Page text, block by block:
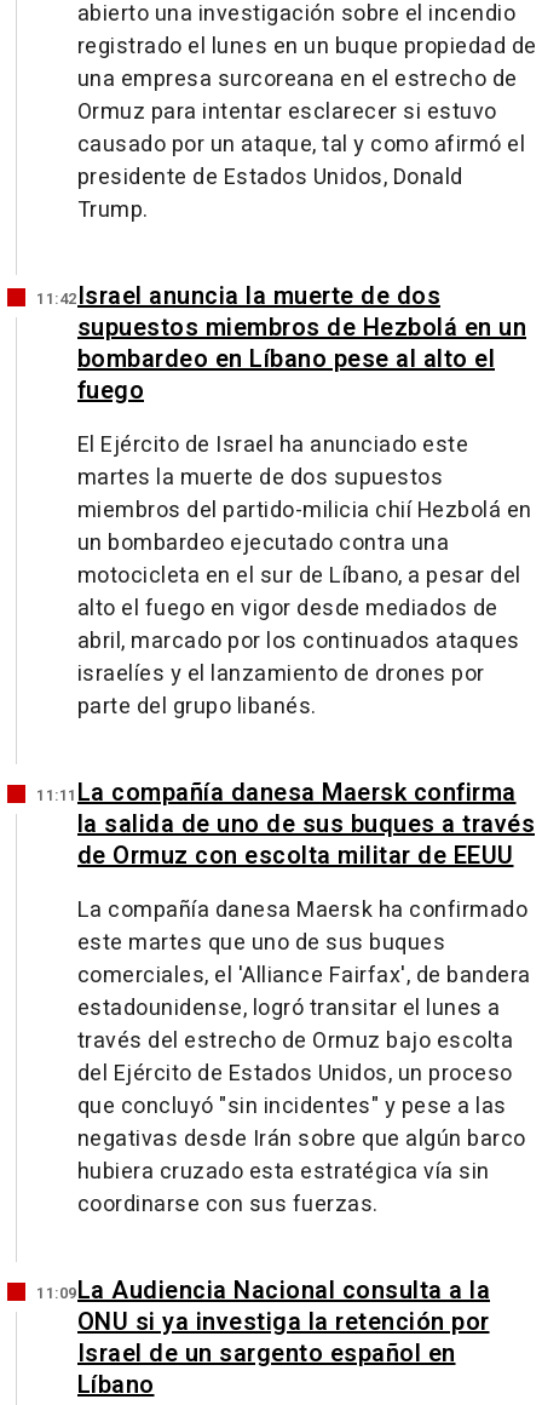
abierto una investigación sobre el incendio
registrado el lunes en un buque propiedad de
una empresa surcoreana en el estrecho de
Ormuz para intentar esclarecer si estuvo
causado por un ataque, tal y como afirmó el
presidente de Estados Unidos, Donald
Trump.
11:42Israel anuncia la muerte de dos
supuestos miembros de Hezbolá en un
bombardeo en Líbano pese al alto el
fuego
El Ejército de Israel ha anunciado este
martes la muerte de dos supuestos
miembros del partido-milicia chií Hezbolá en
un bombardeo ejecutado contra una
motocicleta en el sur de Líbano, a pesar del
alto el fuego en vigor desde mediados de
abril, marcado por los continuados ataques
israelíes y el lanzamiento de drones por
parte del grupo libanés.
11:11La compañía danesa Maersk confirma
la salida de uno de sus buques a través
de Ormuz con escolta militar de EEUU
La compañía danesa Maersk ha confirmado
este martes que uno de sus buques
comerciales, el 'Alliance Fairfax', de bandera
estadounidense, logró transitar el lunes a
través del estrecho de Ormuz bajo escolta
del Ejército de Estados Unidos, un proceso
que concluyó "sin incidentes" y pese a las
negativas desde Irán sobre que algún barco
hubiera cruzado esta estratégica vía sin
coordinarse con sus fuerzas.
11:09La Audiencia Nacional consulta a la
ONU si ya investiga la retención por
Israel de un sargento español en
Líbano